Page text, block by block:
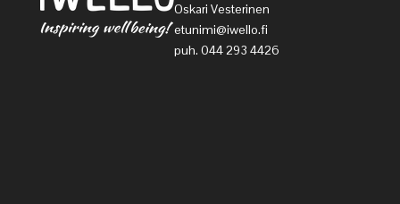
Oskari Vesterinen
etunimi@iwello.fi
puh. 044 293 4426